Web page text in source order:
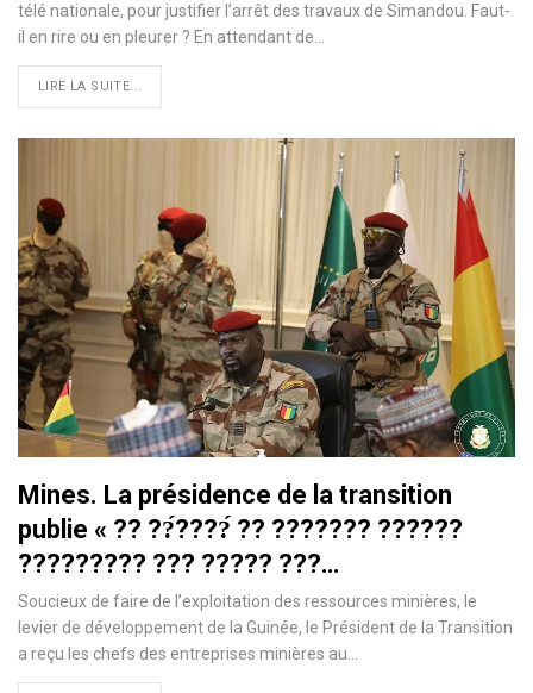
télé nationale, pour justifier l’arrêt des travaux de Simandou. Faut-
il en rire ou en pleurer ? En attendant de…
LIRE LA SUITE...
Mines. La présidence de la transition
publie « ?? ??́????́ ?? ??????? ??????
????????? ??? ????? ???…
Soucieux de faire de l’exploitation des ressources minières, le
levier de développement de la Guinée, le Président de la Transition
a reçu les chefs des entreprises minières au…